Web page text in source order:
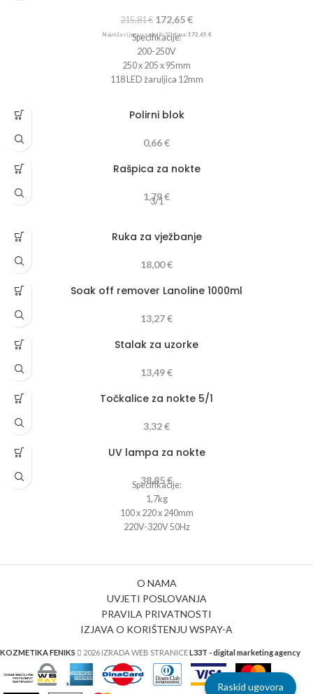
215,81€ 172,65€
Najniža cijena u zadnjih 30 dana: 172,65 €
Specifikacije:
200-250V
250 x 205 x 95mm
118 LED žaruljica 12mm
Polirni blok
0,66€
Rašpica za nokte
1,79€
3/1
Ruka za vježbanje
18,00€
Soak off remover Lanoline 1000ml
13,27€
Stalak za uzorke
13,49€
Točkalice za nokte 5/1
3,32€
UV lampa za nokte
38,85€
Specifikacije:
1,7kg
100 x 220 x 240mm
220V-320V 50Hz
O NAMA
UVJETI POSLOVANJA
PRAVILA PRIVATNOSTI
IZJAVA O KORIŠTENJU WSPAY-A
KOZMETIKA FENIKS 2026 IZRADA WEB STRANICEL33T - digital marketing agency
Raskid ugovora